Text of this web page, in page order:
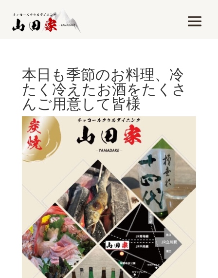
本日も季節のお料理、冷
たく冷えたお酒をたくさ
んご用意して皆様